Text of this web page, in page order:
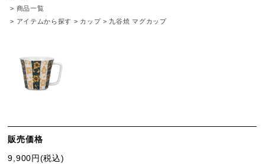
> 商品一覧
> アイテムから探す > カップ> 九谷焼 マグカップ
販売価格
9,900円(税込)